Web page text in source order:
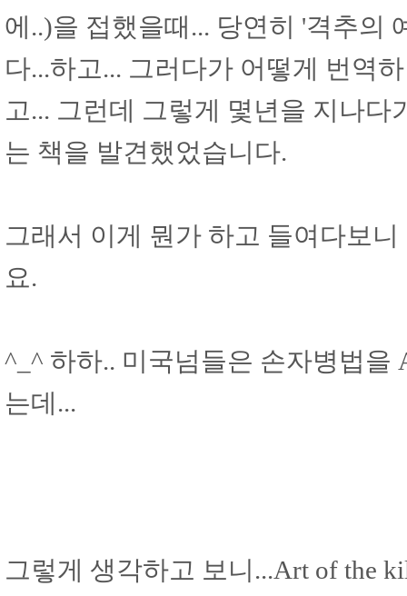
에..)을 접했을때... 당연히 '격추의
다...하고... 그러다가 어떻게 번역
고... 그런데 그렇게 몇년을 지나
는 책을 발견했었습니다.
그래서 이게 뭔가 하고 들여다보
요.
^_^ 하하.. 미국넘들은 손자병법을
는데...
그렇게 생각하고 보니...Art of the